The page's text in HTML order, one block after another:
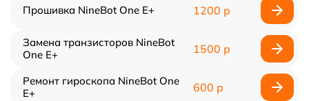
Прошивка NineBot One E+ 1200 р
Замена транзисторов NineBot
One E+
1500 р
Ремонт гироскопа NineBot One
E+
600 р